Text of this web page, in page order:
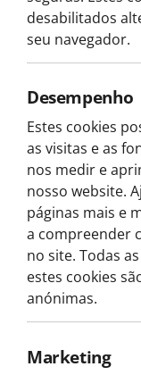
desabilitados
seu navegador.
Desempenho
Estes cookies
as visitas e as
nos medir e
nosso website.
páginas mais e
a compreender
no site. Todas
estes cookies
anónimas.
Marketing